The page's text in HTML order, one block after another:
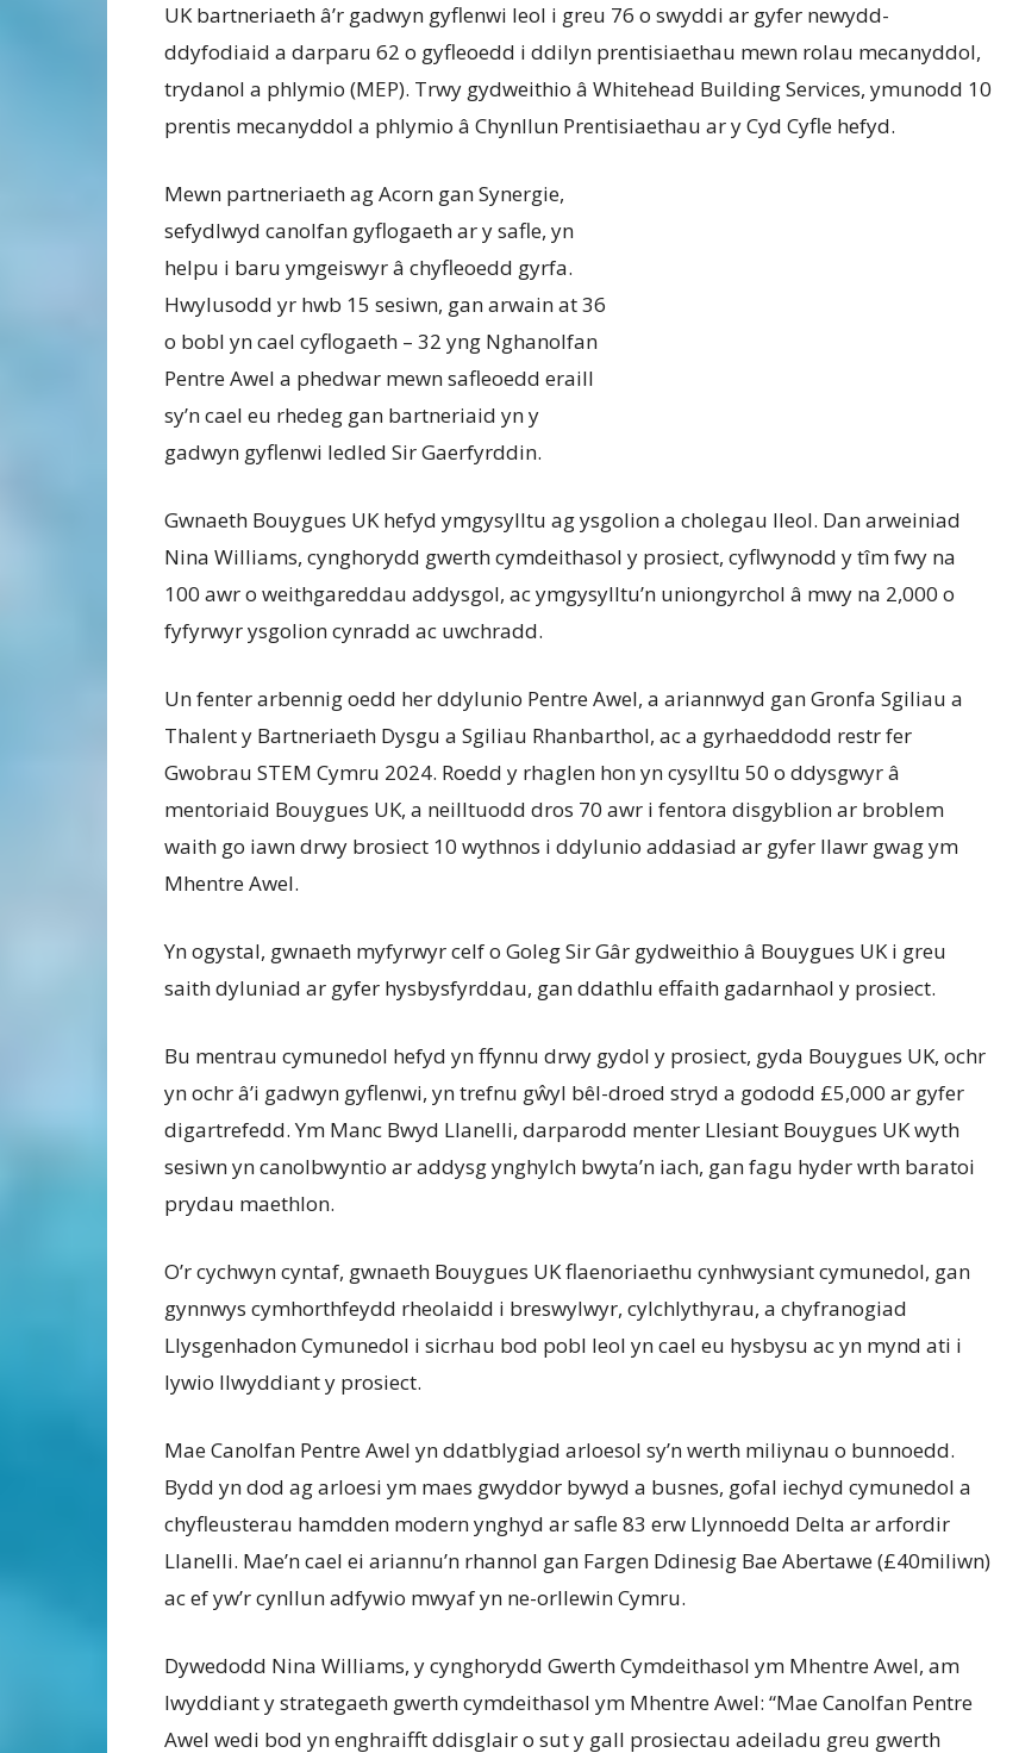
UK bartneriaeth â’r gadwyn gyflenwi leol i greu 76 o swyddi ar gyfer newydd-
ddyfodiaid a darparu 62 o gyfleoedd i ddilyn prentisiaethau mewn rolau mecanyddol,
trydanol a phlymio (MEP). Trwy gydweithio â Whitehead Building Services, ymunodd 10
prentis mecanyddol a phlymio â Chynllun Prentisiaethau ar y Cyd Cyfle hefyd.
Mewn partneriaeth ag Acorn gan Synergie,
sefydlwyd canolfan gyflogaeth ar y safle, yn
helpu i baru ymgeiswyr â chyfleoedd gyrfa.
Hwylusodd yr hwb 15 sesiwn, gan arwain at 36
o bobl yn cael cyflogaeth – 32 yng Nghanolfan
Pentre Awel a phedwar mewn safleoedd eraill
sy’n cael eu rhedeg gan bartneriaid yn y
gadwyn gyflenwi ledled Sir Gaerfyrddin.
Gwnaeth Bouygues UK hefyd ymgysylltu ag ysgolion a cholegau lleol. Dan arweiniad
Nina Williams, cynghorydd gwerth cymdeithasol y prosiect, cyflwynodd y tîm fwy na
100 awr o weithgareddau addysgol, ac ymgysylltu’n uniongyrchol â mwy na 2,000 o
fyfyrwyr ysgolion cynradd ac uwchradd.
Un fenter arbennig oedd her ddylunio Pentre Awel, a ariannwyd gan Gronfa Sgiliau a
Thalent y Bartneriaeth Dysgu a Sgiliau Rhanbarthol, ac a gyrhaeddodd restr fer
Gwobrau STEM Cymru 2024. Roedd y rhaglen hon yn cysylltu 50 o ddysgwyr â
mentoriaid Bouygues UK, a neilltuodd dros 70 awr i fentora disgyblion ar broblem
waith go iawn drwy brosiect 10 wythnos i ddylunio addasiad ar gyfer llawr gwag ym
Mhentre Awel.
Yn ogystal, gwnaeth myfyrwyr celf o Goleg Sir Gâr gydweithio â Bouygues UK i greu
saith dyluniad ar gyfer hysbysfyrddau, gan ddathlu effaith gadarnhaol y prosiect.
Bu mentrau cymunedol hefyd yn ffynnu drwy gydol y prosiect, gyda Bouygues UK, ochr
yn ochr â’i gadwyn gyflenwi, yn trefnu gŵyl bêl-droed stryd a gododd £5,000 ar gyfer
digartrefedd. Ym Manc Bwyd Llanelli, darparodd menter Llesiant Bouygues UK wyth
sesiwn yn canolbwyntio ar addysg ynghylch bwyta’n iach, gan fagu hyder wrth baratoi
prydau maethlon.
O’r cychwyn cyntaf, gwnaeth Bouygues UK flaenoriaethu cynhwysiant cymunedol, gan
gynnwys cymhorthfeydd rheolaidd i breswylwyr, cylchlythyrau, a chyfranogiad
Llysgenhadon Cymunedol i sicrhau bod pobl leol yn cael eu hysbysu ac yn mynd ati i
lywio llwyddiant y prosiect.
Mae Canolfan Pentre Awel yn ddatblygiad arloesol sy’n werth miliynau o bunnoedd.
Bydd yn dod ag arloesi ym maes gwyddor bywyd a busnes, gofal iechyd cymunedol a
chyfleusterau hamdden modern ynghyd ar safle 83 erw Llynnoedd Delta ar arfordir
Llanelli. Mae’n cael ei ariannu’n rhannol gan Fargen Ddinesig Bae Abertawe (£40miliwn)
ac ef yw’r cynllun adfywio mwyaf yn ne-orllewin Cymru.
Dywedodd Nina Williams, y cynghorydd Gwerth Cymdeithasol ym Mhentre Awel, am
lwyddiant y strategaeth gwerth cymdeithasol ym Mhentre Awel: “Mae Canolfan Pentre
Awel wedi bod yn enghraifft ddisglair o sut y gall prosiectau adeiladu greu gwerth